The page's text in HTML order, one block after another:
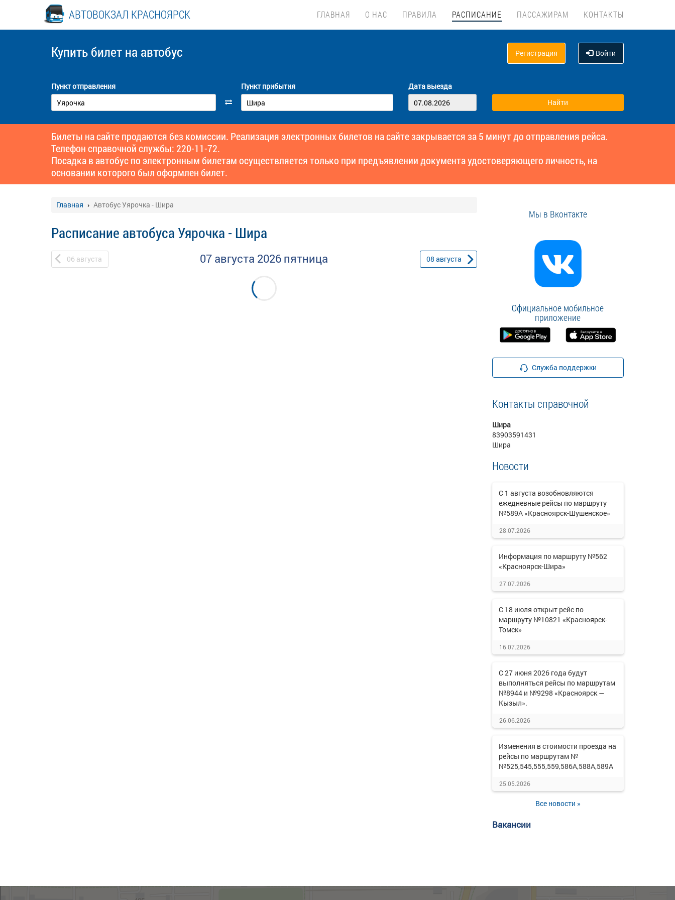
АВТОВОКЗАЛ КРАСНОЯРСК ГЛАВНАЯ О НАС ПРАВИЛА РАСПИСАНИЕ ПАССАЖИРАМ КОНТАКТЫ
Купить билет на автобус Регистрация Войти
Пункт отправления Пункт прибытия Дата выезда
Билеты на сайте продаются без комиссии. Реализация электронных билетов на сайте закрывается за 5 минут до отправления рейса.
Телефон справочной службы: 220-11-72.
Посадка в автобус по электронным билетам осуществляется только при предъявлении документа удостоверяющего личность, на
основании которого был оформлен билет.
Главная Автобус Уярочка - Шира
Расписание автобуса Уярочка - Шира
06 августа 07 августа 2026 пятница 08 августа
Мы в Вконтакте
Официальное мобильное
приложение
Служба поддержки
Контакты справочной
Шира
83903591431
Шира
Новости
С 1 августа возобновляются
ежедневные рейсы по маршруту
№589А «Красноярск-Шушенское»
28.07.2026
Информация по маршруту №562
«Красноярск-Шира»
27.07.2026
С 18 июля открыт рейс по
маршруту №10821 «Красноярск-
Томск»
16.07.2026
С 27 июня 2026 года будут
выполняться рейсы по маршрутам
№8944 и №9298 «Красноярск —
Кызыл».
26.06.2026
Изменения в стоимости проезда на
рейсы по маршрутам №
№525,545,555,559,586А,588А,589А
25.05.2026
Все новости »
Вакансии